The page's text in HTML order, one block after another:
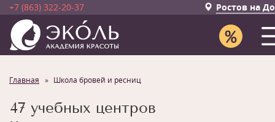
+7 (863) 322-20-37 Ростов на
Главная Школа бровей и ресниц
47 учебных центров